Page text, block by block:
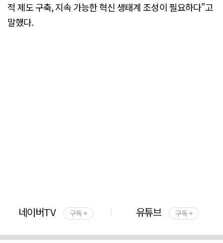
적 제도 구축, 지속 가능한 혁신 생태계 조성이 필요하다"고
말했다.
네이버TV 구독 + 유튜브 구독 +